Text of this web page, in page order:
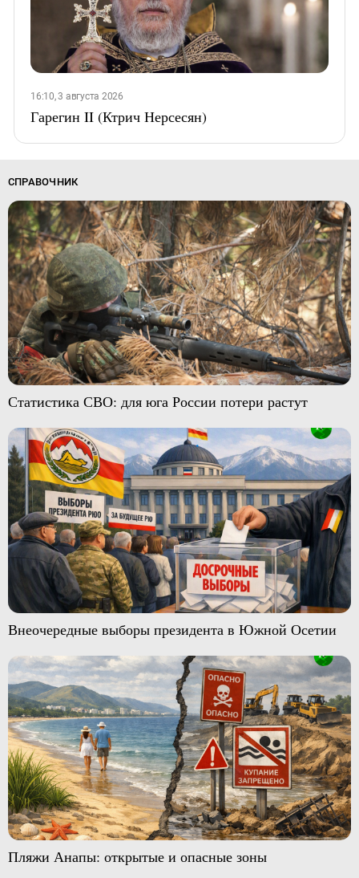
16:10, 3 августа 2026
Гарегин II (Ктрич Нерсесян)
СПРАВОЧНИК
Статистика СВО: для юга России потери растут
Внеочередные выборы президента в Южной Осетии
Пляжи Анапы: открытые и опасные зоны